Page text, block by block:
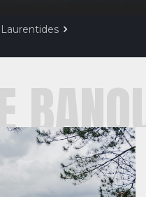
Laurentides